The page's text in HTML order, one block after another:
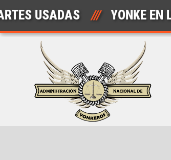
Saltar
/// YONKE EN LÍNEA